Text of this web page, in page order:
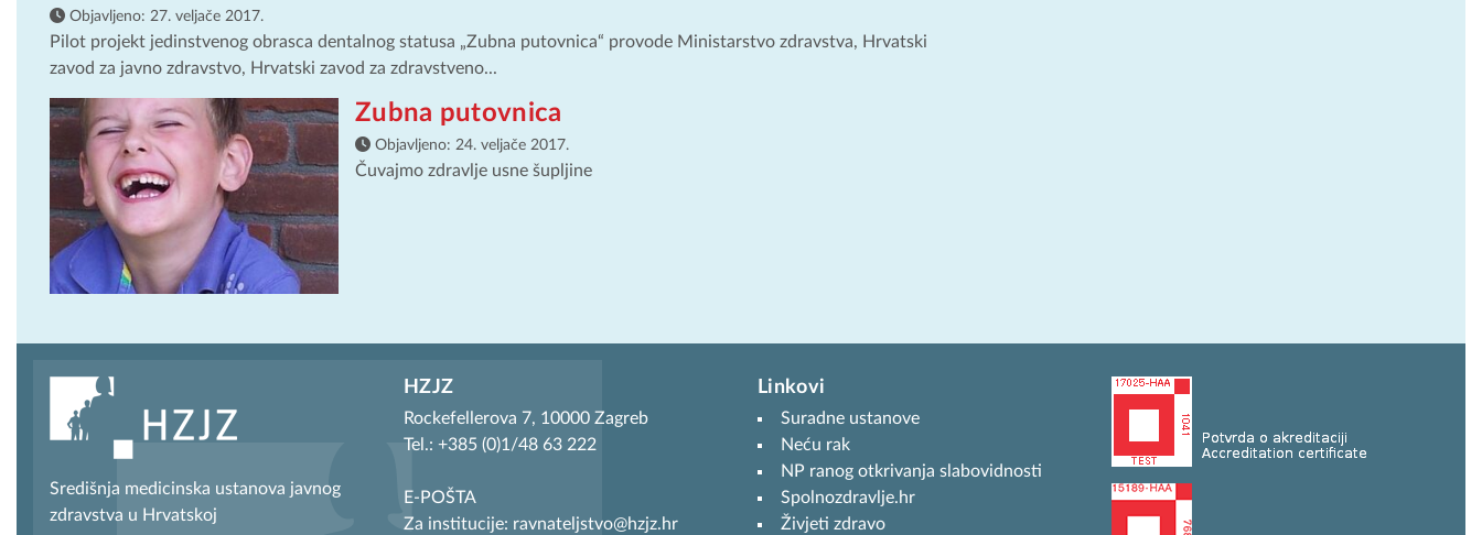
Objavljeno: 27. veljače 2017.
Pilot projekt jedinstvenog obrasca dentalnog statusa „Zubna putovnica“ provode Ministarstvo zdravstva, Hrvatski
zavod za javno zdravstvo, Hrvatski zavod za zdravstveno...
Zubna putovnica
Objavljeno: 24. veljače 2017.
Čuvajmo zdravlje usne šupljine
Središnja medicinska ustanova javnog
zdravstva u Hrvatskoj
HZJZ
Rockefellerova 7, 10000 Zagreb
Tel.: +385 (0)1/48 63 222
E-POŠTA
Za institucije: ravnateljstvo@hzjz.hr
Linkovi
Suradne ustanove
Neću rak
NP ranog otkrivanja slabovidnosti
Spolnozdravlje.hr
Živjeti zdravo